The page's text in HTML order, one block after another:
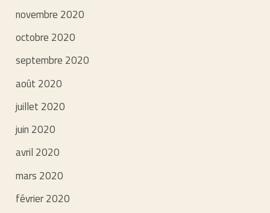
novembre 2020
octobre 2020
septembre 2020
août 2020
juillet 2020
juin 2020
avril 2020
mars 2020
février 2020